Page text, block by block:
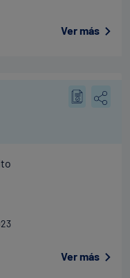
Ver más
Ver más